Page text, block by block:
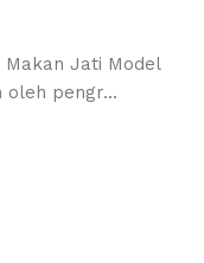
Makan Jati Model
oleh pengr...